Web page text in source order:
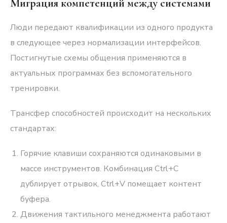
Миграция компетенций между системами
Люди передают квалификации из одного продукта
в следующее через нормализации интерфейсов.
Постигнутые схемы общения применяются в
актуальных программах без вспомогательного
тренировки.
Трансфер способностей происходит на нескольких
стандартах:
Горячие клавиши сохраняются одинаковыми в
массе инструментов. Комбинация Ctrl+C
дублирует отрывок, Ctrl+V помещает контент
буфера.
Движения тактильного менеджмента работают